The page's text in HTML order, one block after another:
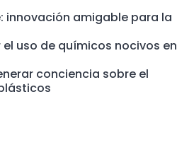
innovación amigable para la
uso de químicos nocivos en
conciencia sobre el